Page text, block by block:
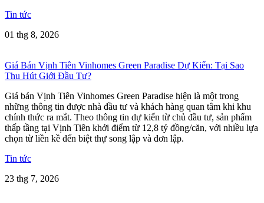
Tin tức
01 thg 8, 2026
Giá Bán Vịnh Tiên Vinhomes Green Paradise Dự Kiến: Tại Sao
Thu Hút Giới Đầu Tư?
Giá bán Vịnh Tiên Vinhomes Green Paradise hiện là một trong
những thông tin được nhà đầu tư và khách hàng quan tâm khi khu
chính thức ra mắt. Theo thông tin dự kiến từ chủ đầu tư, sản phẩm
thấp tầng tại Vịnh Tiên khởi điểm từ 12,8 tỷ đồng/căn, với nhiều lựa
chọn từ liền kề đến biệt thự song lập và đơn lập.
Tin tức
23 thg 7, 2026